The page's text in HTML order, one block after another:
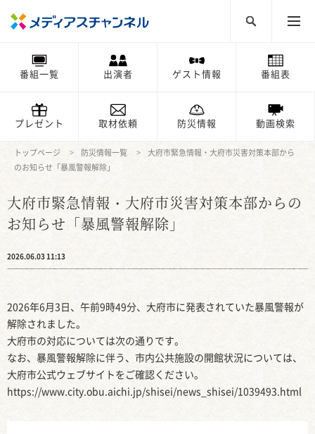
番組一覧 出演者 ゲスト情報 番組表
プレゼント 取材依頼 防災情報 動画検索
トップページ 防災情報一覧
大府市緊急情報・大府市災害対策本部から
のお知らせ「暴風警報解除」
大府市緊急情報・大府市災害対策本部からの
お知らせ「暴風警報解除」
2026.06.03 11:13
2026年6月3日、午前9時49分、大府市に発表されていた暴風警報が
解除されました。
大府市の対応については次の通りです。
なお、暴風警報解除に伴う、市内公共施設の開館状況については、
大府市公式ウェブサイトをご確認ください。
https://www.city.obu.aichi.jp/shisei/news_shisei/1039493.html